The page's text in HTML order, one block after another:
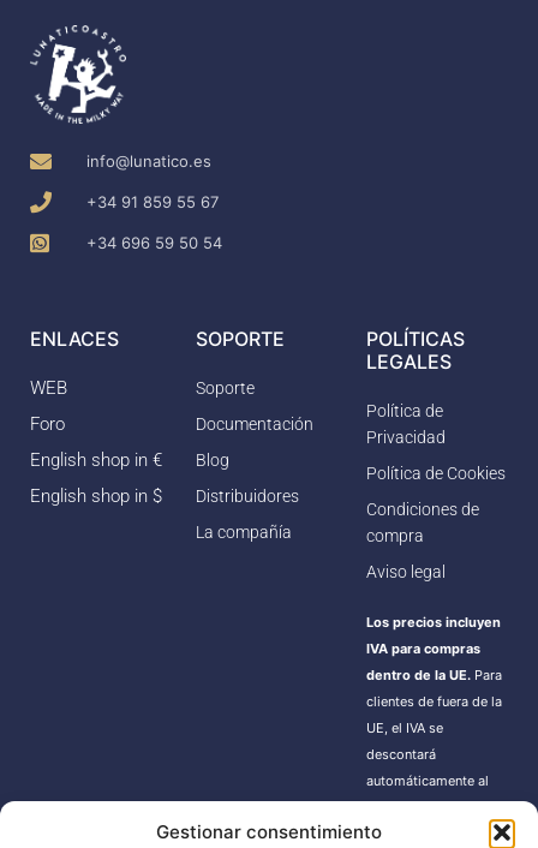
Gestionar consentimiento
info@lunatico.es
+34 91 859 55 67
+34 696 59 50 54
ENLACES
WEB
Foro
English shop in €
English shop in $
SOPORTE
Soporte
Documentación
Blog
Distribuidores
La compañía
POLÍTICAS
LEGALES
Política de
Privacidad
Política de Cookies
Condiciones de
compra
Aviso legal
Los precios incluyen
IVA para compras
dentro de la UE. Para
clientes de fuera de la
UE, el IVA se
descontará
automáticamente al
Estos pedidos pueden